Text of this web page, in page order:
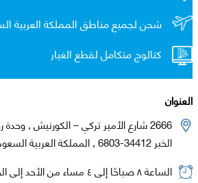
شحن لجميع مناطق المملكة العربية
كتالوج متكامل لقطع الغيار
العنوان
2666 شارع الأمير تركي – الكورنيش , وحدة رقم 102
الخبر 34412-6803 , المملكة العربية السعودية
الساعة ٨ صباحًا إلى ٤ مساء من الأحد إلى الخميس